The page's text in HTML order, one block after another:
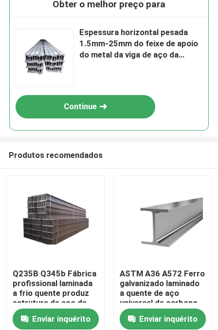
Produtos
Sobre nós
Obter o melhor preço para
Espessura horizontal pesada
1.5mm-25mm do feixe de apoio
do metal da viga de aço da
Continue
Produtos recomendados
Q235B Q345b Fábrica
profissional laminada
a frio quente produz
estrutura de aço de
alta qualidade aço H-
Beam paraEnviar inquérito
ASTM A36 A572 Ferro
galvanizado laminado
a quente de aço
universal de carbono
Enviar inquérito